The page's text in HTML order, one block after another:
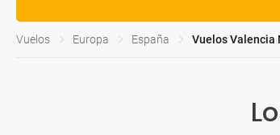
Vuelos Europa España Vuelos Valencia